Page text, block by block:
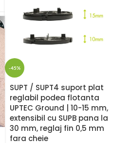
-45%
SUPT / SUPT4 suport plat
reglabil podea flotanta
UPTEC Ground | 10-15 mm,
extensibil cu SUPB pana la
30 mm, reglaj fin 0,5 mm
fara cheie